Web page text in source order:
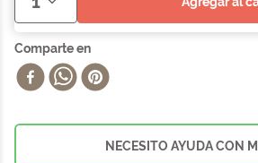
NECESITO AYUDA CON